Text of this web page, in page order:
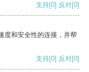
支持[0] 反对[0]
度和安全性的连接，并帮
支持[0] 反对[0]